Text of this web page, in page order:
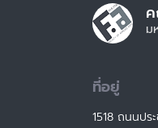
ม
ที่อยู่
1518 ถนนปร